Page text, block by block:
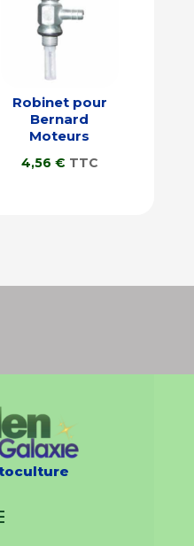
Robinet pour
Bernard
Moteurs
4,56 € TTC